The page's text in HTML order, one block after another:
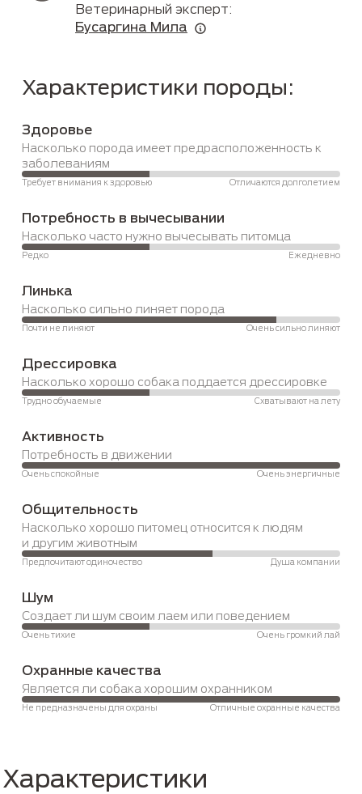
Ветеринарный эксперт:
Бусаргина Мила
Характеристики породы:
Здоровье
Насколько порода имеет предрасположенность к
заболеваниям
Требует внимания к здоровью Отличаются долголетием
Потребность в вычесывании
Насколько часто нужно вычесывать питомца
Редко Ежедневно
Линька
Насколько сильно линяет порода
Почти не линяют Очень сильно линяют
Дрессировка
Насколько хорошо собака поддается дрессировке
Трудно обучаемые Схватывают на лету
Активность
Потребность в движении
Очень спокойные Очень энергичные
Общительность
Насколько хорошо питомец относится к людям
и другим животным
Предпочитают одиночество Душа компании
Шум
Создает ли шум своим лаем или поведением
Очень тихие Очень громкий лай
Охранные качества
Является ли собака хорошим охранником
Не предназначены для охраны Отличные охранные качества
Характеристики